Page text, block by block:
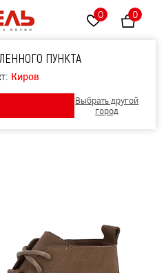
0 0
ПУНКТА
Киров
Выбрать другой
город
2573,